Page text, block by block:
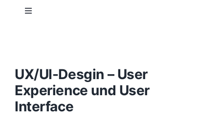
Toggle
Konzept
Design
UX/UI-Desgin – User
Experience und User
Interface